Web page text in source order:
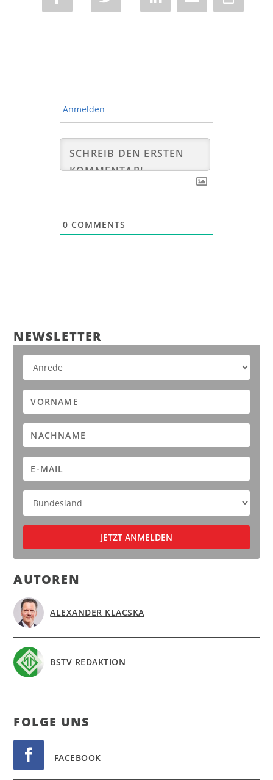
Anmelden
0 COMMENTS
NEWS­LET­TER
AUTOREN
ALEXANDER KLACSKA
BSTV REDAKTION
FOL­GE UNS
FACEBOOK